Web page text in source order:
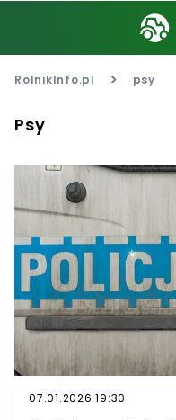
RolnikInfo.pl > psy
Psy
07.01.2026 19:30